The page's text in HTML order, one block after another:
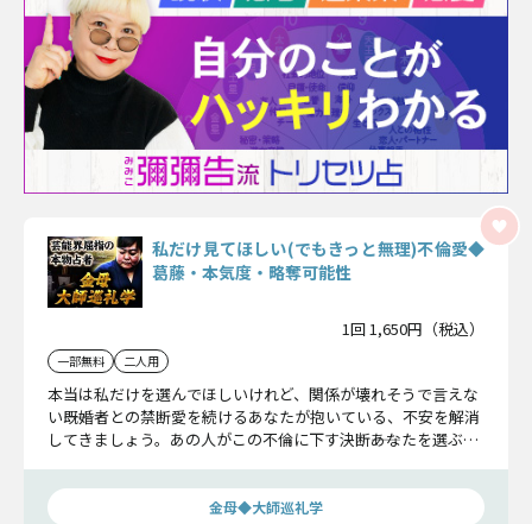
私だけ見てほしい(でもきっと無理)不倫愛◆
葛藤・本気度・略奪可能性
1回 1,650円（税込）
一部無料 二人用
本当は私だけを選んでほしいけれど、関係が壊れそうで言えな
い――既婚者との禁断愛を続けるあなたが抱いている、不安を解消
してきましょう。あの人がこの不倫に下す決断――あなたを選ぶ気
きます。
金母◆大師巡礼学